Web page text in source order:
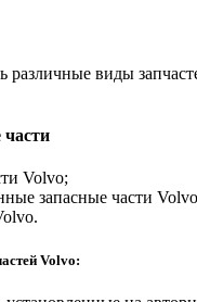
различные виды
части
Volvo;
запасные части
Volvo: